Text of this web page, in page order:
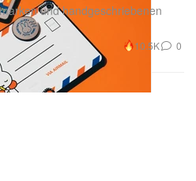
und handgeschriebenen
10.5K 0